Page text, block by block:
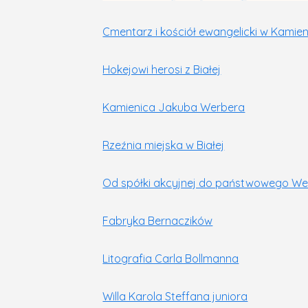
Cmentarz i kościół ewangelicki w
Hokejowi herosi z Białej
Kamienica Jakuba Werbera
Rzeźnia miejska w Białej
Od spółki akcyjnej do państwowego
Fabryka Bernaczików
Litografia Carla Bollmanna
Willa Karola Steffana juniora